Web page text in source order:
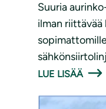
Suuria
ilman riittävää
LUE LISÄÄ